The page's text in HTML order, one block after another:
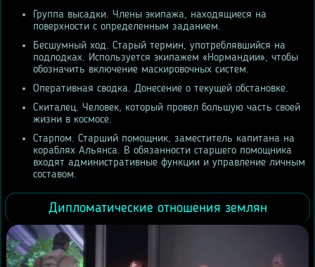
Группа высадки. Члены экипажа, находящиеся на
поверхности с определенным заданием.
Бесшумный ход. Старый термин, употреблявшийся на
подлодках. Используется экипажем «Нормандии», чтобы
обозначить включение маскировочных систем.
Оперативная сводка. Донесение о текущей обстановке.
Скиталец. Человек, который провел большую часть своей
жизни в космосе.
Старпом. Старший помощник, заместитель капитана на
кораблях Альянса. В обязанности старшего помощника
входят административные функции и управление личным
составом.
Дипломатические отношения землян